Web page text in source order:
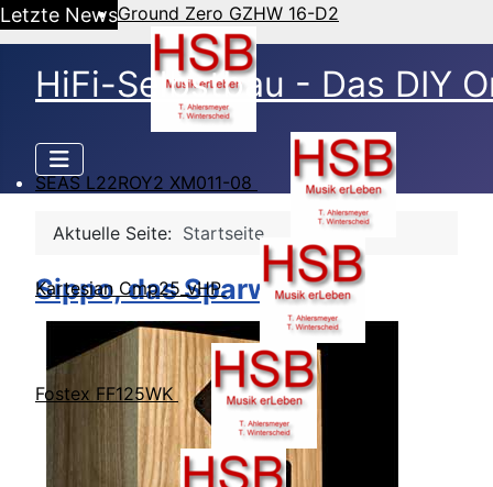
Letzte NewsGround Zero GZHW 16-D2
SEAS L22ROY2 XM011-08
Kartesian Cmp25_vHP
Fostex FF125WK
HiFi-Selbstbau - Das DIY
Aktuelle Seite: Startseite
Sippo, das Sparwunder